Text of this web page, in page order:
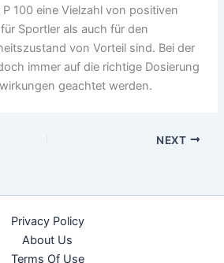
100 eine Vielzahl von positiven
Sportler als auch für den
von Vorteil sind. Bei der
immer auf die richtige Dosierung
geachtet werden.
NEXT
Privacy Policy
About Us
Terms Of Use